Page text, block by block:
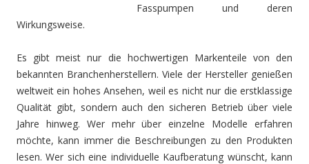
Fasspumpen und deren
Wirkungsweise.
Es gibt meist nur die hochwertigen Markenteile von den
bekannten Branchenherstellern. Viele der Hersteller genießen
weltweit ein hohes Ansehen, weil es nicht nur die erstklassige
Qualität gibt, sondern auch den sicheren Betrieb über viele
Jahre hinweg. Wer mehr über einzelne Modelle erfahren
möchte, kann immer die Beschreibungen zu den Produkten
lesen. Wer sich eine individuelle Kaufberatung wünscht, kann